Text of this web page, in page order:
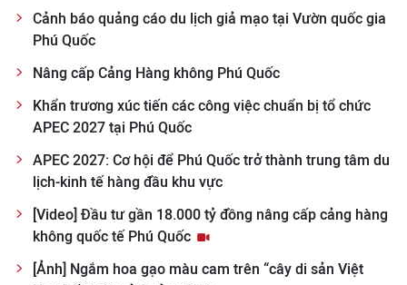
THỜI NAY
NHÂN DÂN CUỐI TUẦN
NHÂN DÂN HẰNG THÁNG
MUA BÁO
ENGLISH
Cảnh báo quảng cáo du lịch giả mạo tại Vườn quốc gia
Phú Quốc
Nâng cấp Cảng Hàng không Phú Quốc
Khẩn trương xúc tiến các công việc chuẩn bị tổ chức
APEC 2027 tại Phú Quốc
APEC 2027: Cơ hội để Phú Quốc trở thành trung tâm du
lịch-kinh tế hàng đầu khu vực
[Video] Đầu tư gần 18.000 tỷ đồng nâng cấp cảng hàng
không quốc tế Phú Quốc
[Ảnh] Ngắm hoa gạo màu cam trên “cây di sản Việt